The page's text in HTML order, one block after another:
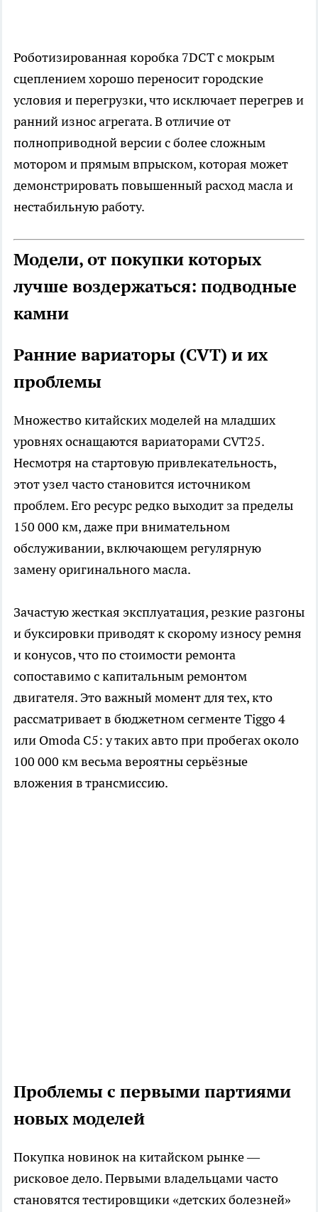
Роботизированная коробка 7DCT с мокрым
сцеплением хорошо переносит городские
условия и перегрузки, что исключает перегрев и
ранний износ агрегата. В отличие от
полноприводной версии с более сложным
мотором и прямым впрыском, которая может
демонстрировать повышенный расход масла и
нестабильную работу.
Модели, от покупки которых
лучше воздержаться: подводные
камни
Ранние вариаторы (CVT) и их
проблемы
Множество китайских моделей на младших
уровнях оснащаются вариаторами CVT25.
Несмотря на стартовую привлекательность,
этот узел часто становится источником
проблем. Его ресурс редко выходит за пределы
150 000 км, даже при внимательном
обслуживании, включающем регулярную
замену оригинального масла.
Зачастую жесткая эксплуатация, резкие разгоны
и буксировки приводят к скорому износу ремня
и конусов, что по стоимости ремонта
сопоставимо с капитальным ремонтом
двигателя. Это важный момент для тех, кто
рассматривает в бюджетном сегменте Tiggo 4
или Omoda C5: у таких авто при пробегах около
100 000 км весьма вероятны серьёзные
вложения в трансмиссию.
Проблемы с первыми партиями
новых моделей
Покупка новинок на китайском рынке —
рисковое дело. Первыми владельцами часто
становятся тестировщики «детских болезней»